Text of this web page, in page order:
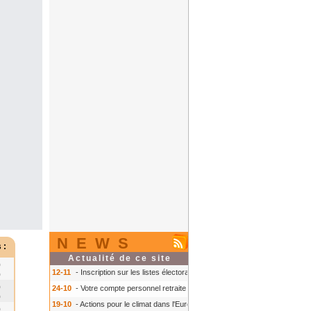
NEWS
Actualité de ce site
12-11 - Inscription sur les listes électorales : comment faire ?
24-10 - Votre compte personnel retraite sur info-retraite.fr
19-10 - Actions pour le climat dans l'Europe
: